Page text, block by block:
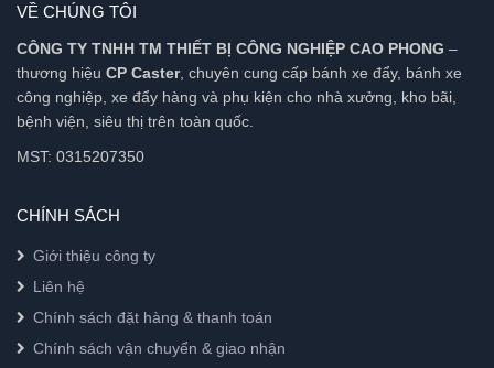
VỀ CHÚNG TÔI
CÔNG TY TNHH TM THIẾT BỊ CÔNG NGHIỆP CAO PHONG –
thương hiệu CP Caster, chuyên cung cấp bánh xe đẩy, bánh xe
công nghiệp, xe đẩy hàng và phụ kiện cho nhà xưởng, kho bãi,
bệnh viện, siêu thị trên toàn quốc.
MST: 0315207350
CHÍNH SÁCH
Giới thiệu công ty
Liên hệ
Chính sách đặt hàng & thanh toán
Chính sách vận chuyển & giao nhận